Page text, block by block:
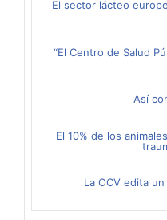
El sector lácteo
“El Centro de Salud
Así
El 10% de los
La OCV edita